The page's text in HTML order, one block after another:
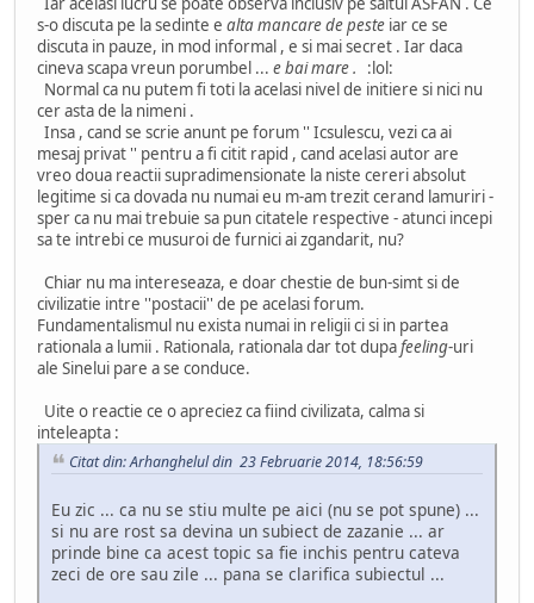
s-o discuta pe la sedinte e alta mancare de peste iar ce se
discuta in pauze, in mod informal , e si mai secret . Iar daca
cineva scapa vreun porumbel ... e bai mare . :lol:
Normal ca nu putem fi toti la acelasi nivel de initiere si nici nu
cer asta de la nimeni .
Insa , cand se scrie anunt pe forum '' Icsulescu, vezi ca ai
mesaj privat '' pentru a fi citit rapid , cand acelasi autor are
vreo doua reactii supradimensionate la niste cereri absolut
legitime si ca dovada nu numai eu m-am trezit cerand lamuriri -
sper ca nu mai trebuie sa pun citatele respective - atunci incepi
sa te intrebi ce musuroi de furnici ai zgandarit, nu?
Chiar nu ma intereseaza, e doar chestie de bun-simt si de
civilizatie intre ''postacii'' de pe acelasi forum.
Fundamentalismul nu exista numai in religii ci si in partea
rationala a lumii . Rationala, rationala dar tot dupafeeling-uri
ale Sinelui pare a se conduce.
Uite o reactie ce o apreciez ca fiind civilizata, calma si
inteleapta :
Citat din: Arhanghelul din 23 Februarie 2014, 18:56:59
Eu zic ... ca nu se stiu multe pe aici (nu se pot spune) ...
si nu are rost sa devina un subiect de zazanie ... ar
prinde bine ca acest topic sa fie inchis pentru cateva
zeci de ore sau zile ... pana se clarifica subiectul ...